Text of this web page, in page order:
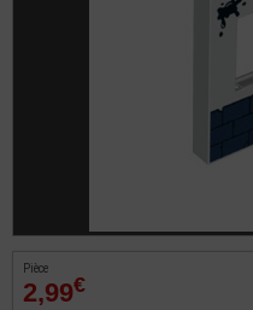
Pièce
2,99€